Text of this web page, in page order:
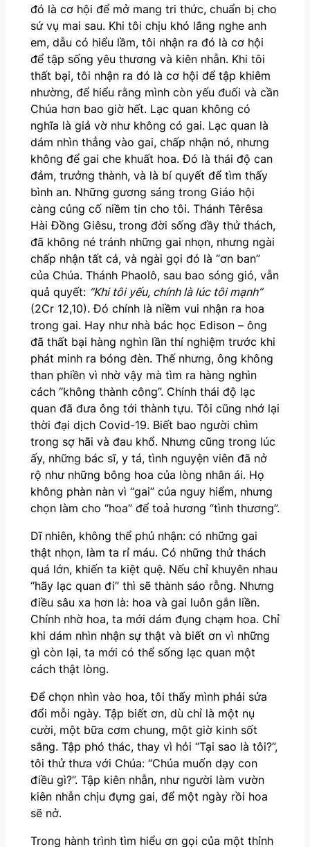
đó là cơ hội để mở mang tri thức, chuẩn bị cho
sứ vụ mai sau. Khi tôi chịu khó lắng nghe anh
em, dẫu có hiểu lầm, tôi nhận ra đó là cơ hội
để tập sống yêu thương và kiên nhẫn. Khi tôi
thất bại, tôi nhận ra đó là cơ hội để tập khiêm
nhường, để hiểu rằng mình còn yếu đuối và cần
Chúa hơn bao giờ hết. Lạc quan không có
nghĩa là giả vờ như không có gai. Lạc quan là
dám nhìn thẳng vào gai, chấp nhận nó, nhưng
không để gai che khuất hoa. Đó là thái độ can
đảm, trưởng thành, và là bí quyết để tìm thấy
bình an. Những gương sáng trong Giáo hội
càng củng cố niềm tin cho tôi. Thánh Têrêsa
Hài Đồng Giêsu, trong đời sống đầy thử thách,
đã không né tránh những gai nhọn, nhưng ngài
chấp nhận tất cả, và ngài gọi đó là “ơn ban”
của Chúa. Thánh Phaolô, sau bao sóng gió, vẫn
quả quyết: “Khi tôi yếu, chính là lúc tôi mạnh”
(2Cr 12,10). Đó chính là niềm vui nhận ra hoa
trong gai. Hay như nhà bác học Edison – ông
đã thất bại hàng nghìn lần thí nghiệm trước khi
phát minh ra bóng đèn. Thế nhưng, ông không
than phiền vì nhờ vậy mà tìm ra hàng nghìn
cách “không thành công”. Chính thái độ lạc
quan đã đưa ông tới thành tựu. Tôi cũng nhớ lại
thời đại dịch Covid-19. Biết bao người chìm
trong sợ hãi và đau khổ. Nhưng cũng trong lúc
ấy, những bác sĩ, y tá, tình nguyện viên đã nở
rộ như những bông hoa của lòng nhân ái. Họ
không phàn nàn vì “gai” của nguy hiểm, nhưng
chọn làm cho “hoa” để toả hương “tình thương”.
Dĩ nhiên, không thể phủ nhận: có những gai
thật nhọn, làm ta rỉ máu. Có những thử thách
quá lớn, khiến ta kiệt quệ. Nếu chỉ khuyên nhau
“hãy lạc quan đi” thì sẽ thành sáo rỗng. Nhưng
điều sâu xa hơn là: hoa và gai luôn gắn liền.
Chính nhờ hoa, ta mới dám đụng chạm hoa. Chỉ
khi dám nhìn nhận sự thật và biết ơn vì những
gì còn lại, ta mới có thể sống lạc quan một
cách thật lòng.
Để chọn nhìn vào hoa, tôi thấy mình phải sửa
đổi mỗi ngày. Tập biết ơn, dù chỉ là một nụ
cười, một bữa cơm chung, một giờ kinh sốt
sắng. Tập phó thác, thay vì hỏi “Tại sao là tôi?”,
tôi thử thưa với Chúa: “Chúa muốn dạy con
điều gì?”. Tập kiên nhẫn, như người làm vườn
kiên nhẫn chịu đựng gai, để một ngày rồi hoa
sẽ nở.
Trong hành trình tìm hiểu ơn gọi của một thỉnh